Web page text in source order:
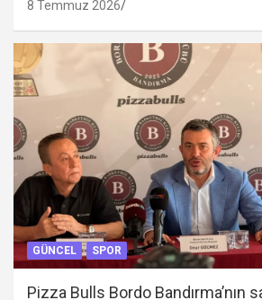
8 Temmuz 2026
GÜNCEL SPOR
Pizza Bulls Bordo Bandırma’nın